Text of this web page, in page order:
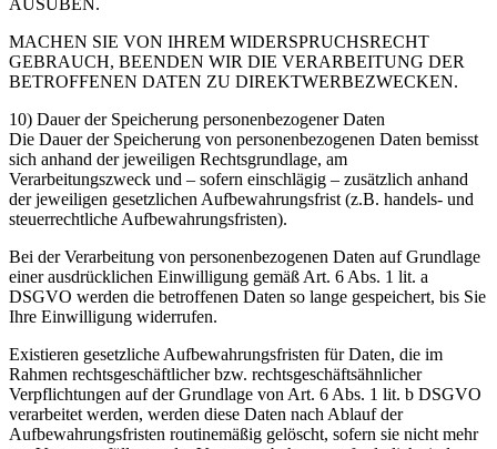
MACHEN SIE VON IHREM WIDERSPRUCHSRECHT
GEBRAUCH, BEENDEN WIR DIE VERARBEITUNG DER
BETROFFENEN DATEN ZU DIREKTWERBEZWECKEN.
10) Dauer der Speicherung personenbezogener Daten
Die Dauer der Speicherung von personenbezogenen Daten bemisst
sich anhand der jeweiligen Rechtsgrundlage, am
Verarbeitungszweck und – sofern einschlägig – zusätzlich anhand
der jeweiligen gesetzlichen Aufbewahrungsfrist (z.B. handels- und
steuerrechtliche Aufbewahrungsfristen).
Bei der Verarbeitung von personenbezogenen Daten auf Grundlage
einer ausdrücklichen Einwilligung gemäß Art. 6 Abs. 1 lit. a
DSGVO werden die betroffenen Daten so lange gespeichert, bis Sie
Ihre Einwilligung widerrufen.
Existieren gesetzliche Aufbewahrungsfristen für Daten, die im
Rahmen rechtsgeschäftlicher bzw. rechtsgeschäftsähnlicher
Verpflichtungen auf der Grundlage von Art. 6 Abs. 1 lit. b DSGVO
verarbeitet werden, werden diese Daten nach Ablauf der
Aufbewahrungsfristen routinemäßig gelöscht, sofern sie nicht mehr